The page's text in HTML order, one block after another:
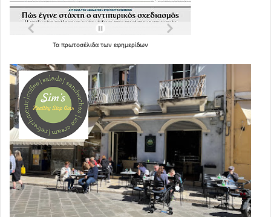
Τα πρωτοσέλιδα των εφημερίδων